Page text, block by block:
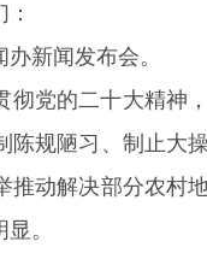
新闻发布会。
彻党的二十大精神
陈规陋习、制止大
动解决部分农村
。